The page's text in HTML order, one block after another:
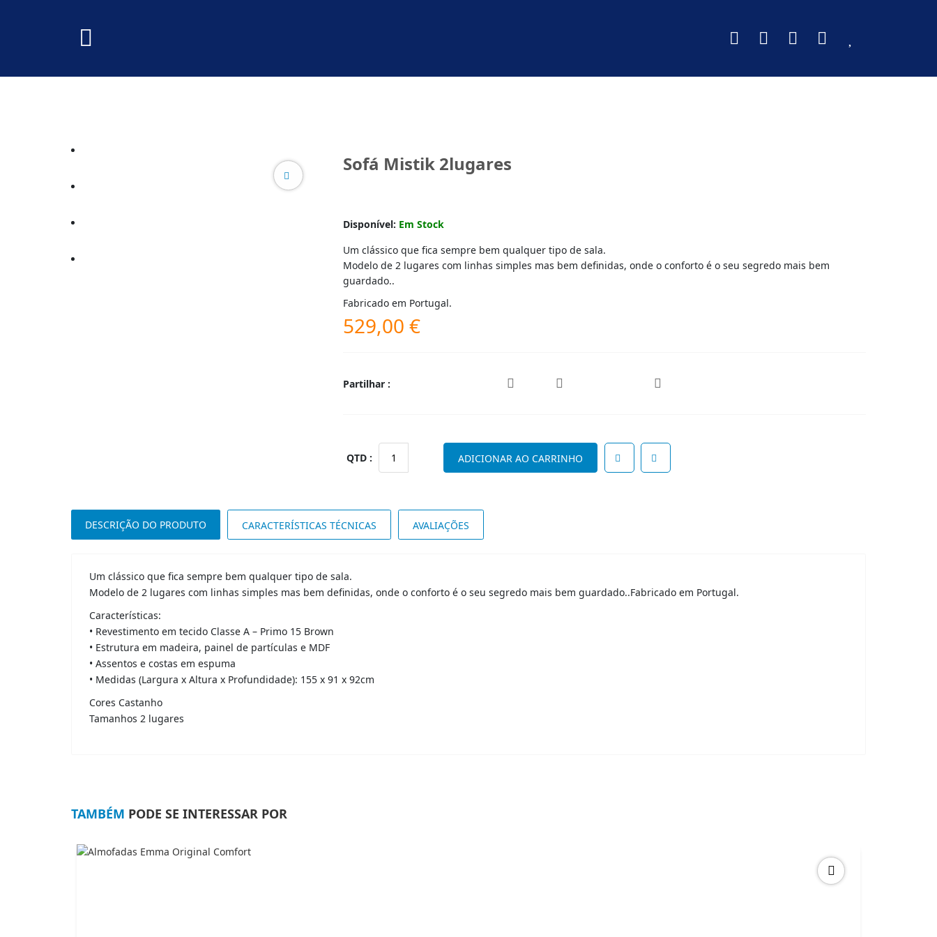
Sofá Mistik 2lugares
Disponível: Em Stock
Um clássico que fica sempre bem qualquer tipo de sala.
Modelo de 2 lugares com linhas simples mas bem definidas, onde o conforto é o seu segredo mais bem
guardado..
Fabricado em Portugal.
529,00 €
Partilhar :
2lugares
ADICIONAR AO CARRINHO
DESCRIÇÃO DO PRODUTO CARACTERÍSTICAS TÉCNICAS AVALIAÇÕES
Um clássico que fica sempre bem qualquer tipo de sala.
Modelo de 2 lugares com linhas simples mas bem definidas, onde o conforto é o seu segredo mais bem guardado..Fabricado em Portugal.
Características:
• Revestimento em tecido Classe A – Primo 15 Brown
• Estrutura em madeira, painel de partículas e MDF
• Assentos e costas em espuma
• Medidas (Largura x Altura x Profundidade): 155 x 91 x 92cm
Cores Castanho
Tamanhos 2 lugares
TAMBÉM PODE SE INTERESSAR POR